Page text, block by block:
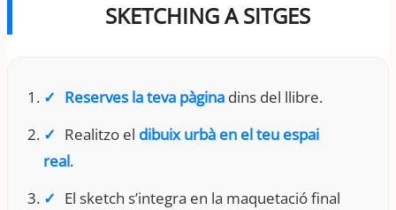
SKETCHING A SITGES
Reserves la teva pàgina dins del llibre.
Realitzo el dibuix urbà en el teu espai
real.
El sketch s’integra en la maquetació final